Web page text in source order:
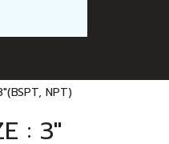
NPT)
: 3"